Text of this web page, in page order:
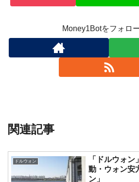
Money1Botをフォロ
関連記事
ドルウォン
「ドルウォ
動・ウォン安
ン」